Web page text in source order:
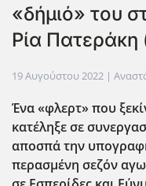
«δήμιό» του
Ρία Πατεράκη
19 Αυγούστου 2022 |
Ένα «φλερτ» που
κατέληξε σε
αποσπά την
περασμένη σεζόν